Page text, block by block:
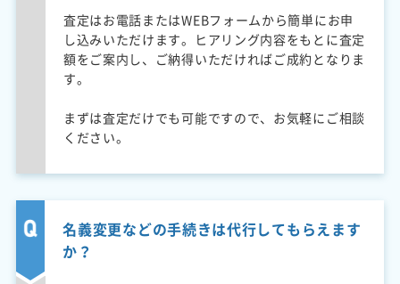
査定はお電話またはWEBフォームから簡単にお申
し込みいただけます。ヒアリング内容をもとに査定
額をご案内し、ご納得いただければご成約となりま
す。
まずは査定だけでも可能ですので、お気軽にご相談
ください。
名義変更などの手続きは代行してもらえます
か？